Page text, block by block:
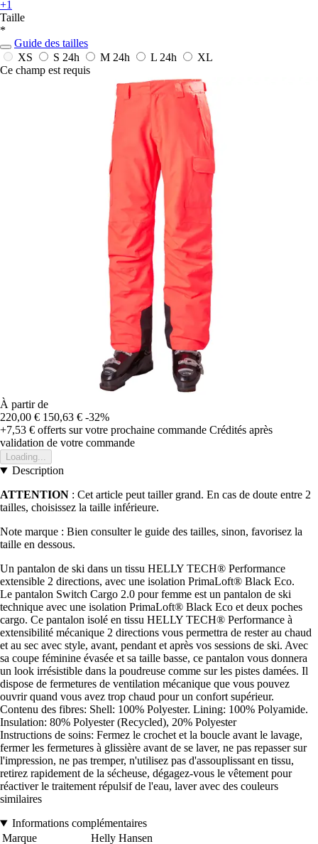
+1
Taille
*
Guide des tailles
XS
S 24h M 24h L 24h
XL
Ce champ est requis
À partir de
220,00 € 150,63 € -32%
+7,53 € offerts sur votre prochaine commande Crédités après
validation de votre commande
Loading...
Description
ATTENTION : Cet article peut tailler grand. En cas de doute entre 2
tailles, choisissez la taille inférieure.
Note marque : Bien consulter le guide des tailles, sinon, favorisez la
taille en dessous.
Un pantalon de ski dans un tissu HELLY TECH® Performance
extensible 2 directions, avec une isolation PrimaLoft® Black Eco.
Le pantalon Switch Cargo 2.0 pour femme est un pantalon de ski
technique avec une isolation PrimaLoft® Black Eco et deux poches
cargo. Ce pantalon isolé en tissu HELLY TECH® Performance à
extensibilité mécanique 2 directions vous permettra de rester au chaud
et au sec avec style, avant, pendant et après vos sessions de ski. Avec
sa coupe féminine évasée et sa taille basse, ce pantalon vous donnera
un look irrésistible dans la poudreuse comme sur les pistes damées. Il
dispose de fermetures de ventilation mécanique que vous pouvez
ouvrir quand vous avez trop chaud pour un confort supérieur.
Contenu des fibres: Shell: 100% Polyester. Lining: 100% Polyamide.
Insulation: 80% Polyester (Recycled), 20% Polyester
Instructions de soins: Fermez le crochet et la boucle avant le lavage,
fermer les fermetures à glissière avant de se laver, ne pas repasser sur
l'impression, ne pas tremper, n'utilisez pas d'assouplissant en tissu,
retirez rapidement de la sécheuse, dégagez-vous le vêtement pour
réactiver le traitement répulsif de l'eau, laver avec des couleurs
similaires
Informations complémentaires
Marque
Helly Hansen